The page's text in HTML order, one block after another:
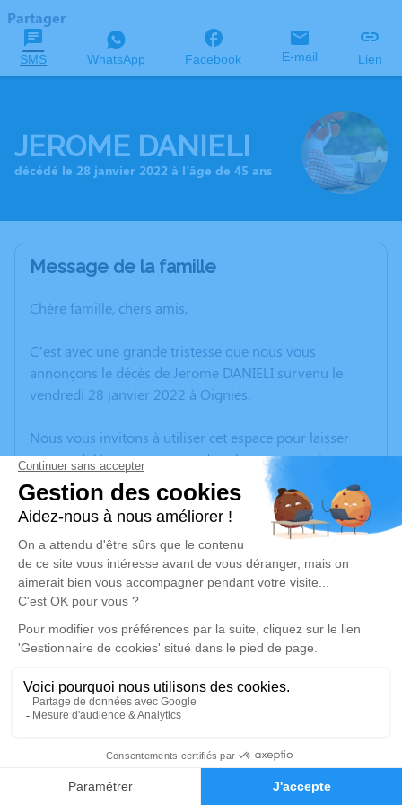
Faire-part Hommages
Partager
SMS WhatsApp Facebook E-mail Lien
JEROME DANIELI
décédé le 28 janvier 2022 à l'âge de 45 ans
Message de la famille
Chère famille, chers amis,
C’est avec une grande tristesse que nous vous
annonçons le décès de Jerome DANIELI survenu le
vendredi 28 janvier 2022 à Oignies.
Nous vous invitons à utiliser cet espace pour laisser
vos condoléances, partager des photos souvenirs, une
anecdote ou exprimer vos pensées à travers des
poèmes ou des textes. Cet endroit est un lieu
d'expression dédié à honorer la mémoire de Jerome
DANIELI.
Un service de plantation d’arbre hommage est
disponible ici.
Je rends hommage
Cérémonie religieuse
Église Saint Barthélemy d'Oignies
Place de la IVe République